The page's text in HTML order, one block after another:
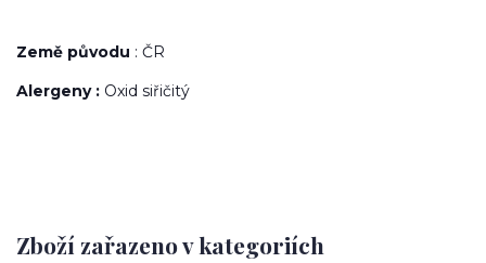
Země původu : ČR
Alergeny : Oxid siřičitý
Zboží zařazeno v kategoriích